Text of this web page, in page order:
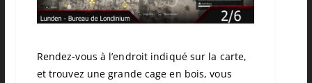
Rendez-vous à l’endroit indiqué sur la carte,
et trouvez une grande cage en bois, vous